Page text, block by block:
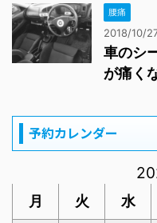
腰痛
2018/10/
車のシ
が痛く
予約カレンダー
月 火 水